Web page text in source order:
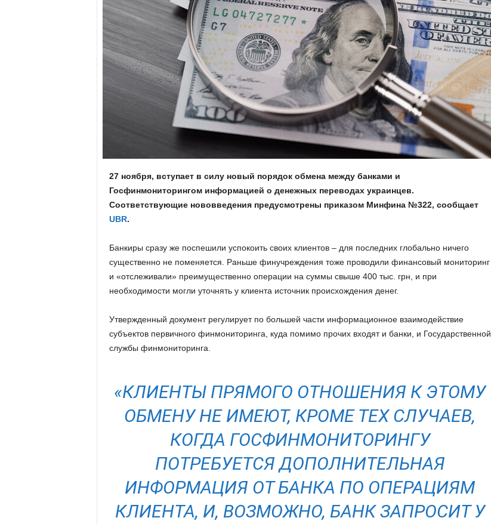
.
c
o
m
27 ноября, вступает в силу новый порядок обмена между банками и
Госфинмониторингом информацией о денежных переводах украинцев.
Соответствующие нововведения предусмотрены приказом Минфина №322, сообщает
UBR.
Банкиры сразу же поспешили успокоить своих клиентов – для последних глобально ничего
существенно не поменяется. Раньше финучреждения тоже проводили финансовый мониторинг
и «отслеживали» преимущественно операции на суммы свыше 400 тыс. грн, и при
необходимости могли уточнять у клиента источник происхождения денег.
Утвержденный документ регулирует по большей части информационное взаимодействие
субъектов первичного финмониторинга, куда помимо прочих входят и банки, и Государственной
службы финмониторинга.
«КЛИЕНТЫ ПРЯМОГО ОТНОШЕНИЯ К ЭТОМУ
ОБМЕНУ НЕ ИМЕЮТ, КРОМЕ ТЕХ СЛУЧАЕВ,
КОГДА ГОСФИНМОНИТОРИНГУ
ПОТРЕБУЕТСЯ ДОПОЛНИТЕЛЬНАЯ
ИНФОРМАЦИЯ ОТ БАНКА ПО ОПЕРАЦИЯМ
КЛИЕНТА, И, ВОЗМОЖНО, БАНК ЗАПРОСИТ У